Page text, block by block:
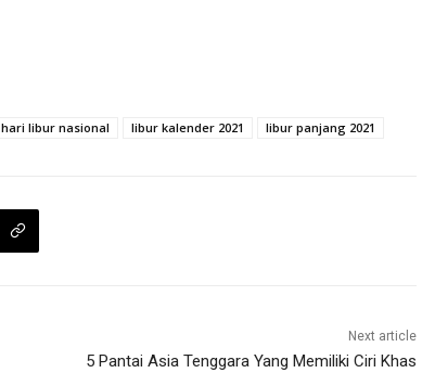
hari libur nasional libur kalender 2021 libur panjang 2021
Next article
5 Pantai Asia Tenggara Yang Memiliki Ciri Khas